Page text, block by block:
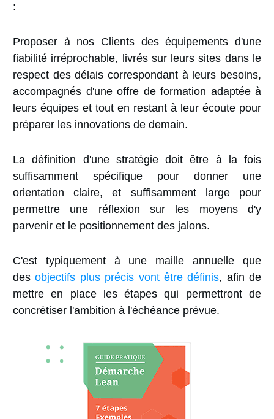
:
Proposer à nos Clients des équipements d'une
fiabilité irréprochable, livrés sur leurs sites dans le
respect des délais correspondant à leurs besoins,
accompagnés d'une offre de formation adaptée à
leurs équipes et tout en restant à leur écoute pour
préparer les innovations de demain.
La définition d'une stratégie doit être à la fois
suffisamment spécifique pour donner une
orientation claire, et suffisamment large pour
permettre une réflexion sur les moyens d'y
parvenir et le positionnement des jalons.
C'est typiquement à une maille annuelle que
desobjectifs plus précis vont être définis, afin de
mettre en place les étapes qui permettront de
concrétiser l'ambition à l'échéance prévue.